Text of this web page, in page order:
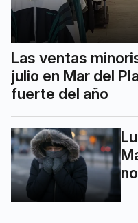
Las ventas
julio en Mar del
fuerte del año